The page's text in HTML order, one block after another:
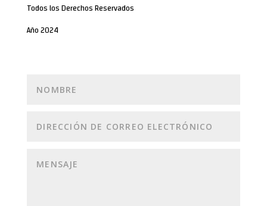
Todos los Derechos Reservados
Año 2024